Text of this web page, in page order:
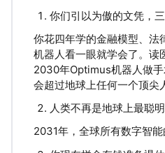
你们引以为傲的文凭，
你花四年学的金融模型、法
机器人看一眼就学会了。读
2030年Optimus机器人做手
会超过地球上任何一个顶尖
人类不再是地球上最聪
2031年，全球所有数字智